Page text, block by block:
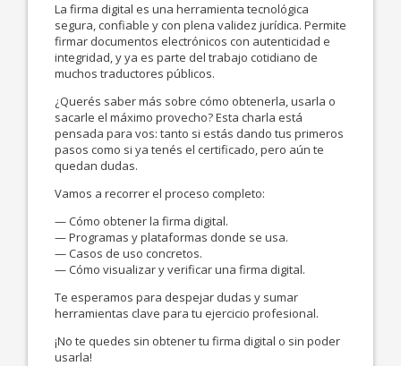
La firma digital es una herramienta tecnológica
segura, confiable y con plena validez jurídica. Permite
firmar documentos electrónicos con autenticidad e
integridad, y ya es parte del trabajo cotidiano de
muchos traductores públicos.
¿Querés saber más sobre cómo obtenerla, usarla o
sacarle el máximo provecho? Esta charla está
pensada para vos: tanto si estás dando tus primeros
pasos como si ya tenés el certificado, pero aún te
quedan dudas.
Vamos a recorrer el proceso completo:
— Cómo obtener la firma digital.
— Programas y plataformas donde se usa.
— Casos de uso concretos.
— Cómo visualizar y verificar una firma digital.
Te esperamos para despejar dudas y sumar
herramientas clave para tu ejercicio profesional.
¡No te quedes sin obtener tu firma digital o sin poder
usarla!